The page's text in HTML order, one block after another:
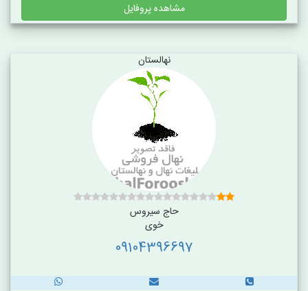
مشاهده پروفایل
نهالستان
حاج سیروس
خوی
09104396697